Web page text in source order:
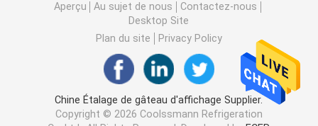
Réfrigérateur d'affichage de charcuterie
Refroidisseur d'affichage de nourriture
Congélateur de chambre froide
Aperçu Au sujet de nous
Contactez-nous
Desktop Site
Plan du site
Privacy Policy
Chine Étalage de gâteau d'affichage Supplier.
Copyright © 2026 Coolssmann Refrigeration